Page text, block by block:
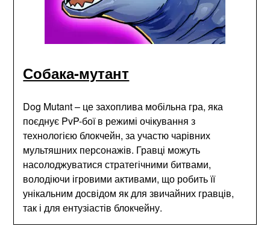
Собака-мутант
Dog Mutant – це захоплива мобільна гра, яка
поєднує PvP-бої в режимі очікування з
технологією блокчейн, за участю чарівних
мультяшних персонажів. Гравці можуть
насолоджуватися стратегічними битвами,
володіючи ігровими активами, що робить її
унікальним досвідом як для звичайних гравців,
так і для ентузіастів блокчейну.